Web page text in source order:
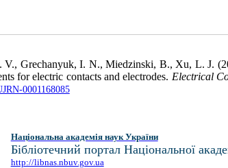
Grechanyuk, I. N., Miedzinski, B., Xu, L. J.
for electric contacts and electrodes. Electrical
0001168085
Національна академія наук України
Бібліотечний портал Національної
http://libnas.nbuv.gov.ua